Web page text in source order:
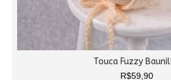
Touca Fuzzy
R$59,90